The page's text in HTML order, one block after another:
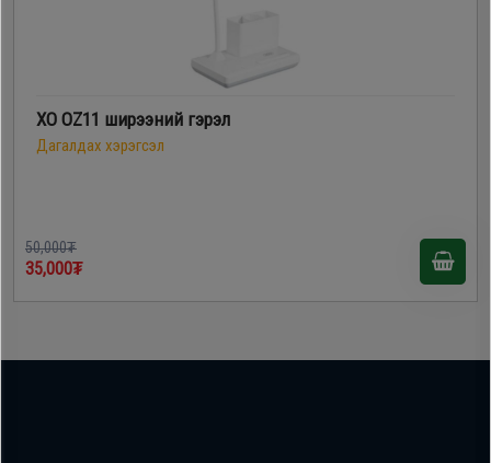
XO OZ11 ширээний гэрэл
Дагалдах хэрэгсэл
50,000₮
35,000₮